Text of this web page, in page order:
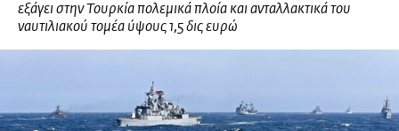
εξάγει στην Τουρκία πολεμικά πλοία και ανταλλακτικά του
ναυτιλιακού τομέα ύψους 1,5 δις ευρώ